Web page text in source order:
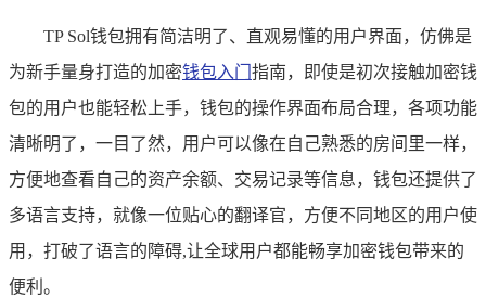
TP Sol钱包拥有简洁明了、直观易懂的用户界面，仿佛是
为新手量身打造的加密钱包入门 指南，即使是初次接触加密钱
包的用户也能轻松上手，钱包的操作界面布局合理，各项功能
清晰明了，一目了然，用户可以像在自己熟悉的房间里一样，
方便地查看自己的资产余额、交易记录等信息，钱包还提供了
多语言支持，就像一位贴心的翻译官，方便不同地区的用户使
用，打破了语言的障碍,让全球用户都能畅享加密钱包带来的
便利。